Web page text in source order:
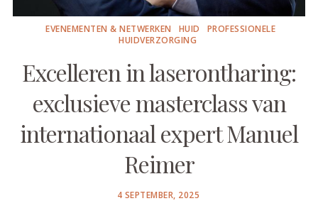
EVENEMENTEN & NETWERKEN HUID
PROFESSIONELE
HUIDVERZORGING
Excelleren in laserontharing:
exclusieve masterclass van
internationaal expert Manuel
Reimer
POSTED
4 SEPTEMBER, 2025